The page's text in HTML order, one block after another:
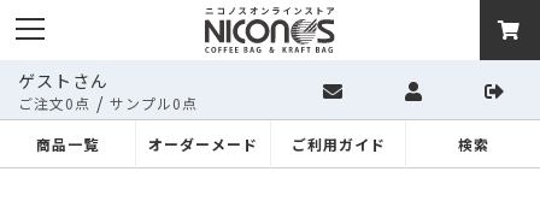
ゲストさん
ご注文0点 / サンプル0点
商品一覧
オーダーメード ご利用ガイド 検索